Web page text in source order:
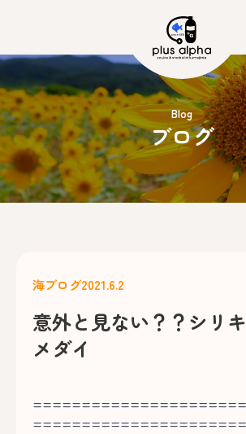
Blog
ブログ
海ブログ2021.6.2
意外と見ない？？シリ
メダイ